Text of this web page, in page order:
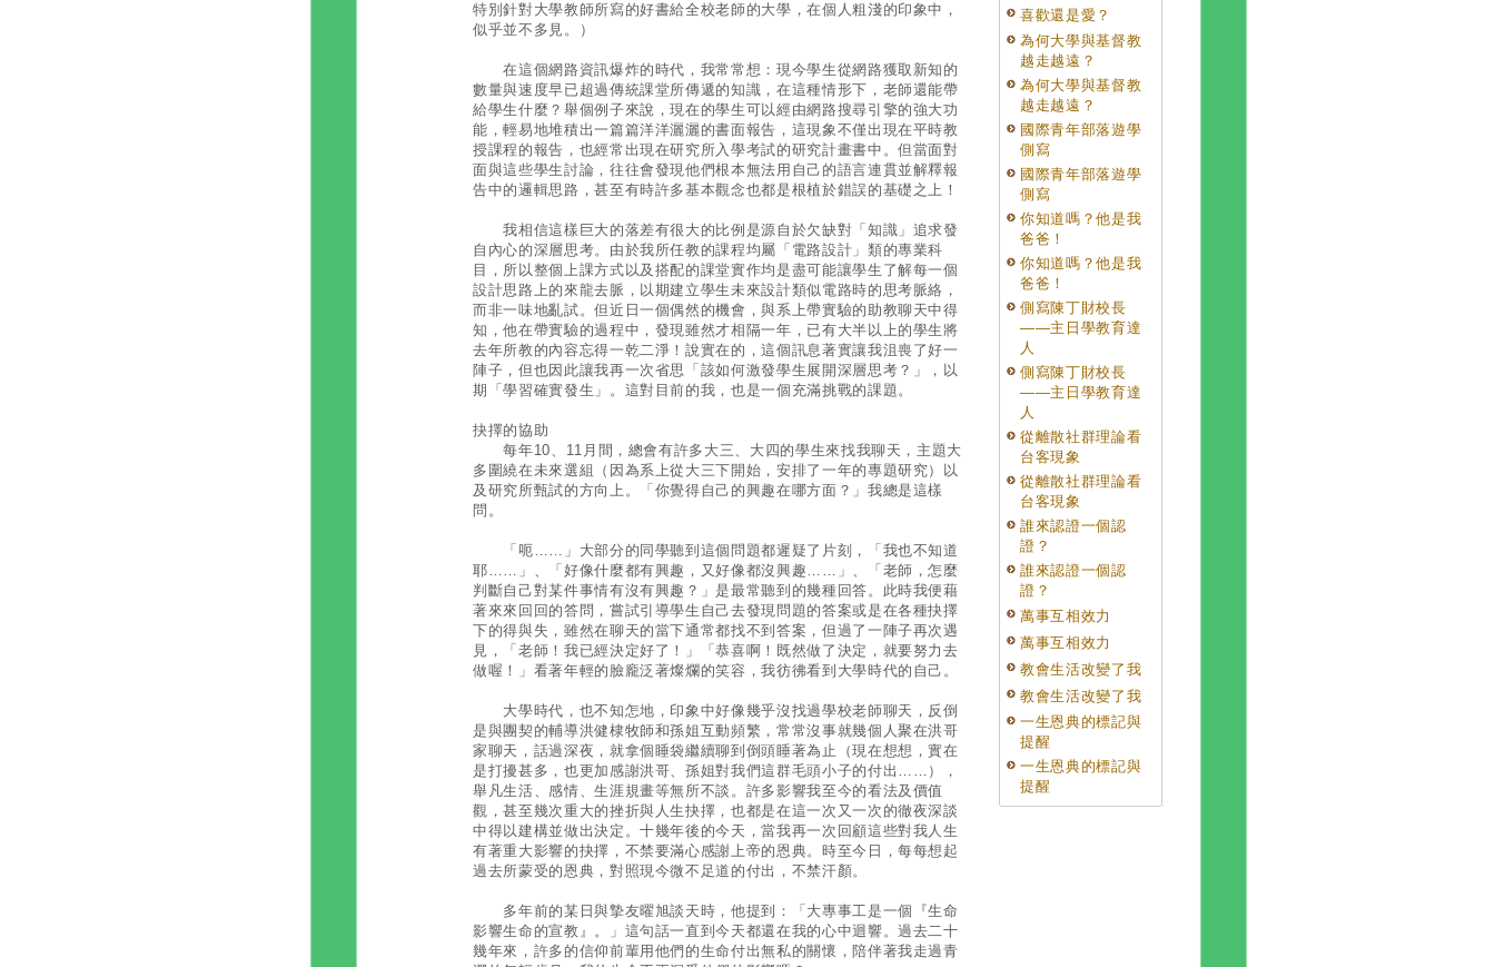
特別針對大學教師所寫的好書給全校老師的大學，在個人粗淺的印象中，
似乎並不多見。）
在這個網路資訊爆炸的時代，我常常想：現今學生從網路獲取新知的
數量與速度早已超過傳統課堂所傳遞的知識，在這種情形下，老師還能帶
給學生什麼？舉個例子來說，現在的學生可以經由網路搜尋引擎的強大功
能，輕易地堆積出一篇篇洋洋灑灑的書面報告，這現象不僅出現在平時教
授課程的報告，也經常出現在研究所入學考試的研究計畫書中。但當面對
面與這些學生討論，往往會發現他們根本無法用自己的語言連貫並解釋報
告中的邏輯思路，甚至有時許多基本觀念也都是根植於錯誤的基礎之上！
我相信這樣巨大的落差有很大的比例是源自於欠缺對「知識」追求發
自內心的深層思考。由於我所任教的課程均屬「電路設計」類的專業科
目，所以整個上課方式以及搭配的課堂實作均是盡可能讓學生了解每一個
設計思路上的來龍去脈，以期建立學生未來設計類似電路時的思考脈絡，
而非一味地亂試。但近日一個偶然的機會，與系上帶實驗的助教聊天中得
知，他在帶實驗的過程中，發現雖然才相隔一年，已有大半以上的學生將
去年所教的內容忘得一乾二淨！說實在的，這個訊息著實讓我沮喪了好一
陣子，但也因此讓我再一次省思「該如何激發學生展開深層思考？」，以
期「學習確實發生」。這對目前的我，也是一個充滿挑戰的課題。
抉擇的協助
每年10、11月間，總會有許多大三、大四的學生來找我聊天，主題大
多圍繞在未來選組（因為系上從大三下開始，安排了一年的專題研究）以
及研究所甄試的方向上。「你覺得自己的興趣在哪方面？」我總是這樣
問。
「呃……」大部分的同學聽到這個問題都遲疑了片刻，「我也不知道
耶……」、「好像什麼都有興趣，又好像都沒興趣……」、「老師，怎麼
判斷自己對某件事情有沒有興趣？」是最常聽到的幾種回答。此時我便藉
著來來回回的答問，嘗試引導學生自己去發現問題的答案或是在各種抉擇
下的得與失，雖然在聊天的當下通常都找不到答案，但過了一陣子再次遇
見，「老師！我已經決定好了！」「恭喜啊！既然做了決定，就要努力去
做喔！」看著年輕的臉龐泛著燦爛的笑容，我彷彿看到大學時代的自己。
大學時代，也不知怎地，印象中好像幾乎沒找過學校老師聊天，反倒
是與團契的輔導洪健棣牧師和孫姐互動頻繁，常常沒事就幾個人聚在洪哥
家聊天，話過深夜，就拿個睡袋繼續聊到倒頭睡著為止（現在想想，實在
是打擾甚多，也更加感謝洪哥、孫姐對我們這群毛頭小子的付出……），
舉凡生活、感情、生涯規畫等無所不談。許多影響我至今的看法及價值
觀，甚至幾次重大的挫折與人生抉擇，也都是在這一次又一次的徹夜深談
中得以建構並做出決定。十幾年後的今天，當我再一次回顧這些對我人生
有著重大影響的抉擇，不禁要滿心感謝上帝的恩典。時至今日，每每想起
過去所蒙受的恩典，對照現今微不足道的付出，不禁汗顏。
多年前的某日與摯友曜旭談天時，他提到：「大專事工是一個『生命
影響生命的宣教』。」這句話一直到今天都還在我的心中迴響。過去二十
幾年來，許多的信仰前輩用他們的生命付出無私的關懷，陪伴著我走過青
喜歡還是愛？
為何大學與基督教
越走越遠？
為何大學與基督教
越走越遠？
國際青年部落遊學
側寫
國際青年部落遊學
側寫
你知道嗎？他是我
爸爸！
你知道嗎？他是我
爸爸！
側寫陳丁財校長
——主日學教育達
人
側寫陳丁財校長
——主日學教育達
人
從離散社群理論看
台客現象
從離散社群理論看
台客現象
誰來認證一個認
證？
誰來認證一個認
證？
萬事互相效力
萬事互相效力
教會生活改變了我
教會生活改變了我
一生恩典的標記與
提醒
一生恩典的標記與
提醒